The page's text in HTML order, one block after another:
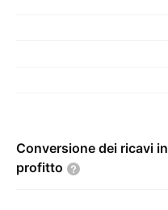
Conversione dei ricavi in
profitto